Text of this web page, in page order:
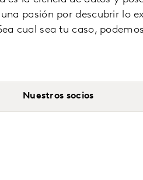
pasión por descubrir lo
cual sea tu caso,
Nuestros socios